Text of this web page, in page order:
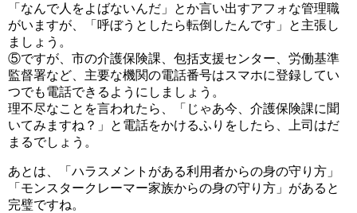
「なんで人をよばないんだ」とか言い出すアフォな管理職
がいますが、「呼ぼうとしたら転倒したんです」と主張し
ましょう。
⑤ですが、市の介護保険課、包括支援センター、労働基準
監督署など、主要な機関の電話番号はスマホに登録してい
つでも電話できるようにしましょう。
理不尽なことを言われたら、「じゃあ今、介護保険課に聞
いてみますね？」と電話をかけるふりをしたら、上司はだ
まるでしょう。
あとは、「ハラスメントがある利用者からの身の守り方」
「モンスタークレーマー家族からの身の守り方」があると
完璧ですね。